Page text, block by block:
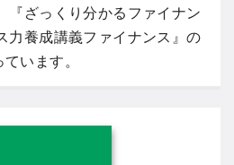
『ざっくり分かるファイナン
力養成講義ファイナンス』の
います。